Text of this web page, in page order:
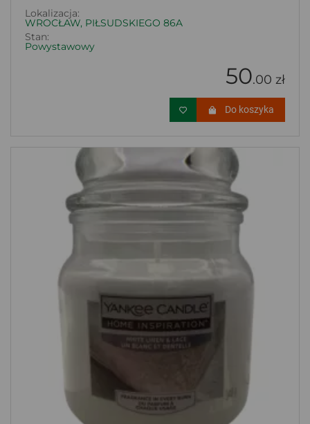
Lokalizacja:
WROCŁAW, PIŁSUDSKIEGO 86A
Stan:
Powystawowy
50.00 zł
Do koszyka